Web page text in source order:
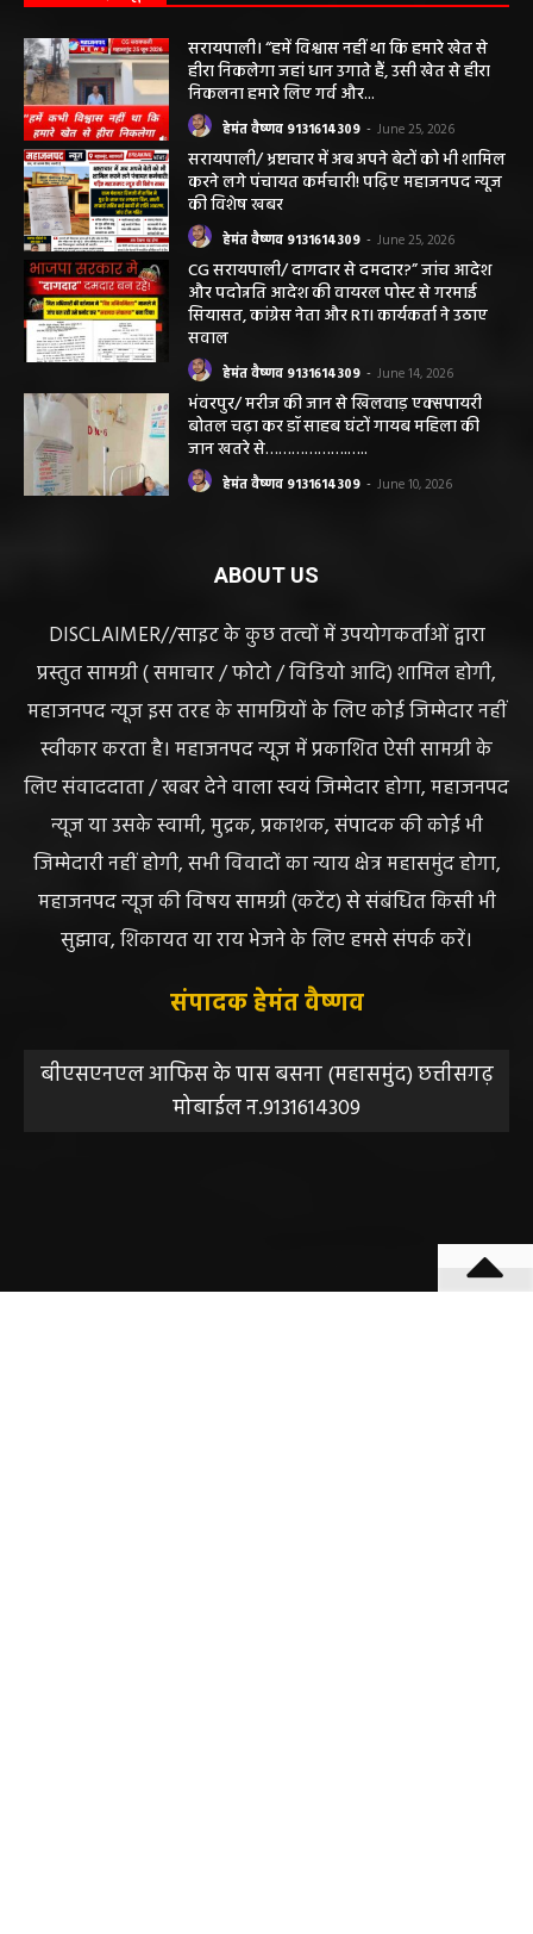
छत्तीसगढ़ न्यूज़
सरायपाली। “हमें विश्वास नहीं था कि हमारे खेत से
हीरा निकलेगा जहां धान उगाते हैं, उसी खेत से हीरा
निकलना हमारे लिए गर्व और...
हेमंत वैष्णव 9131614309 - June 25, 2026
सरायपाली/ भ्रष्टाचार में अब अपने बेटों को भी शामिल
करने लगे पंचायत कर्मचारी! पढ़िए महाजनपद न्यूज
की विशेष खबर
हेमंत वैष्णव 9131614309 - June 25, 2026
CG सरायपाली/ दागदार से दमदार?” जांच आदेश
और पदोन्नति आदेश की वायरल पोस्ट से गरमाई
सियासत, कांग्रेस नेता और RTI कार्यकर्ता ने उठाए
सवाल
हेमंत वैष्णव 9131614309 - June 14, 2026
भंवरपुर/ मरीज की जान से खिलवाड़ एक्सपायरी
बोतल चढ़ा कर डॉ साहब घंटों गायब महिला की
जान खतरे से……………….…..
ABOUT US
DISCLAIMER//साइट के कुछ तत्वों में उपयोगकर्ताओं द्वारा
प्रस्तुत सामग्री ( समाचार / फोटो / विडियो आदि) शामिल होगी,
महाजनपद न्यूज इस तरह के सामग्रियों के लिए कोई जिम्मेदार नहीं
स्वीकार करता है। महाजनपद न्यूज में प्रकाशित ऐसी सामग्री के
लिए संवाददाता / खबर देने वाला स्वयं जिम्मेदार होगा, महाजनपद
न्यूज या उसके स्वामी, मुद्रक, प्रकाशक, संपादक की कोई भी
जिम्मेदारी नहीं होगी, सभी विवादों का न्याय क्षेत्र महासमुंद होगा,
महाजनपद न्यूज की विषय सामग्री (कटेंट) से संबंधित किसी भी
सुझाव, शिकायत या राय भेजने के लिए हमसे संपर्क करें।
संपादक हेमंत वैष्णव
बीएसएनएल आफिस के पास बसना (महासमुंद) छत्तीसगढ़